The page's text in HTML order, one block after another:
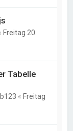
Freitag 20.
Tabelle
« Freitag